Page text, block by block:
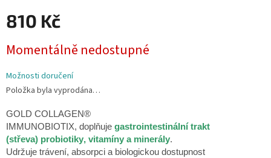
810 Kč
cena:
Momentálně nedostupné
Možnosti doručení
Položka byla vyprodána…
GOLD COLLAGEN®
IMMUNOBIOTIX, doplňuje gastrointestinální trakt
(střeva) probiotiky, vitamíny a minerály.
Udržuje trávení, absorpci a biologickou dostupnost